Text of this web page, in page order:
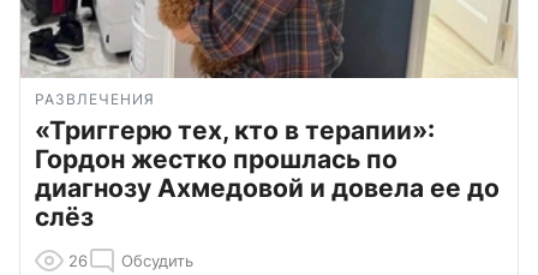
РАЗВЛЕЧЕНИЯ
«Триггерю тех, кто в терапии»:
Гордон жестко прошлась по
диагнозу Ахмедовой и довела ее до
слёз
26 Обсудить